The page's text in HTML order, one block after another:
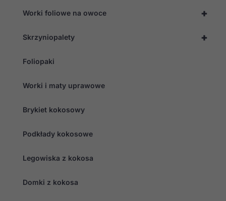
+
Worki foliowe na owoce
+
Skrzyniopalety
Foliopaki
Worki i maty uprawowe
Brykiet kokosowy
Podkłady kokosowe
Legowiska z kokosa
Domki z kokosa